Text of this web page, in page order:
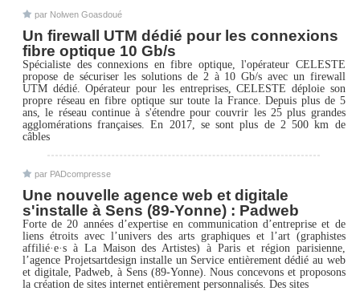
par Nolwen Goasdoué
Un firewall UTM dédié pour les connexions
fibre optique 10 Gb/s
Spécialiste des connexions en fibre optique, l'opérateur CELESTE
propose de sécuriser les solutions de 2 à 10 Gb/s avec un firewall
UTM dédié. Opérateur pour les entreprises, CELESTE déploie son
propre réseau en fibre optique sur toute la France. Depuis plus de 5
ans, le réseau continue à s'étendre pour couvrir les 25 plus grandes
agglomérations françaises. En 2017, se sont plus de 2 500 km de
câbles
par PADcompresse
Une nouvelle agence web et digitale
s'installe à Sens (89-Yonne) : Padweb
Forte de 20 années d’expertise en communication d’entreprise et de
liens étroits avec l’univers des arts graphiques et l’art (graphistes
affilié·e·s à La Maison des Artistes) à Paris et région parisienne,
l’agence Projetsartdesign installe un Service entièrement dédié au web
et digitale, Padweb, à Sens (89-Yonne). Nous concevons et proposons
la création de sites internet entièrement personnalisés. Des sites